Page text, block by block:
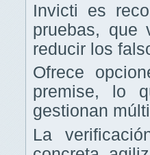
Invicti es
pruebas, que
reducir los
Ofrece
premise, lo
gestionan
La